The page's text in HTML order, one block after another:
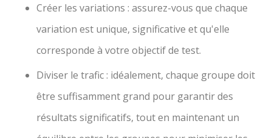
Créer les variations : assurez-vous que chaque
variation est unique, significative et qu'elle
corresponde à votre objectif de test.
Diviser le trafic : idéalement, chaque groupe doit
être suffisamment grand pour garantir des
résultats significatifs, tout en maintenant un